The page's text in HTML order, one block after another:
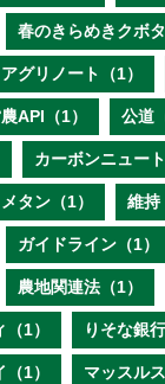
春のきらめきクボタ
アグリノート（1）
API（1） 公道
カーボンニュー
メタン（1） 維持
ガイドライン（1）
農地関連法（1）
1） りそな銀
1） マッスル